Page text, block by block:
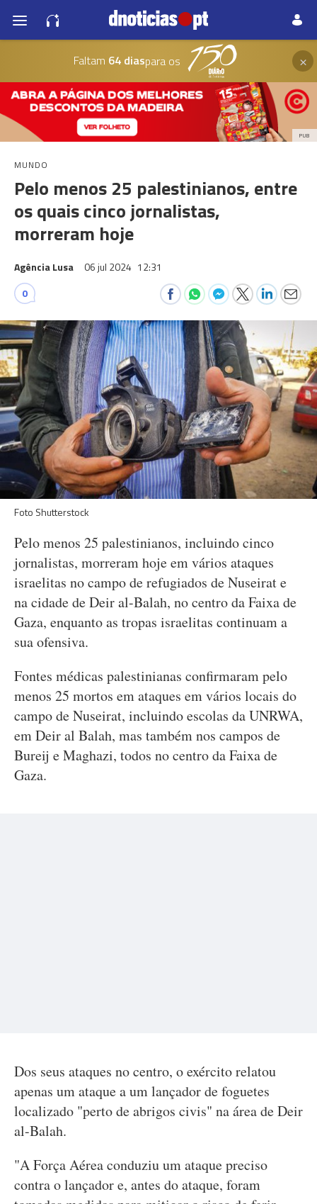
Faltam 64 diaspara os ×
PUB
MUNDO
Pelo menos 25 palestinianos, entre
os quais cinco jornalistas,
morreram hoje
Agência Lusa 06 jul 2024 12:31
0
Foto Shutterstock
Pelo menos 25 palestinianos, incluindo cinco
jornalistas, morreram hoje em vários ataques
israelitas no campo de refugiados de Nuseirat e
na cidade de Deir al-Balah, no centro da Faixa de
Gaza, enquanto as tropas israelitas continuam a
sua ofensiva.
Fontes médicas palestinianas confirmaram pelo
menos 25 mortos em ataques em vários locais do
campo de Nuseirat, incluindo escolas da UNRWA,
em Deir al Balah, mas também nos campos de
Bureij e Maghazi, todos no centro da Faixa de
Gaza.
Dos seus ataques no centro, o exército relatou
apenas um ataque a um lançador de foguetes
localizado "perto de abrigos civis" na área de Deir
al-Balah.
"A Força Aérea conduziu um ataque preciso
contra o lançador e, antes do ataque, foram